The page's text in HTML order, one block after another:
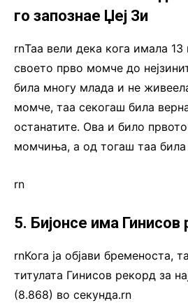
го запознае Џеј Зи
rnТаа вели дека кога имала
своето прво момче до
била многу млада и не
момче, таа секогаш била
останатите. Ова и било
момчиња, а од тогаш таа била
rn
5. Бијонсе има Гинисов
rnКога ја објави бременоста,
титулата Гинисов рекорд за
(8.868) во секунда.rn